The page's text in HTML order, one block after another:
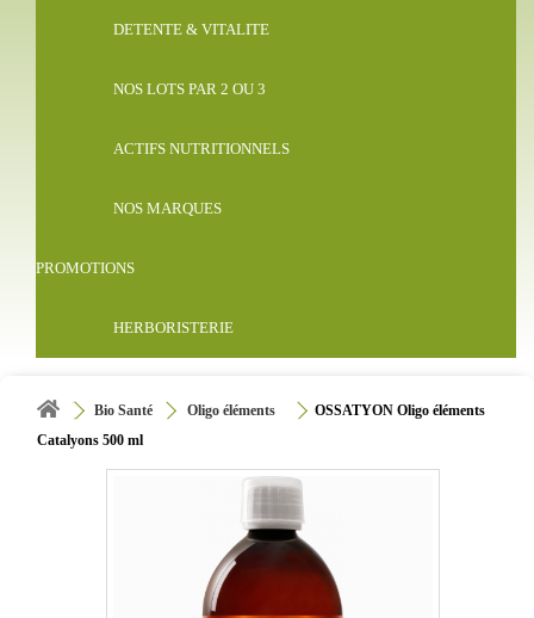
DETENTE & VITALITE
NOS LOTS PAR 2 OU 3
ACTIFS NUTRITIONNELS
NOS MARQUES
PROMOTIONS
HERBORISTERIE
Bio Santé Oligo éléments
OSSATYON Oligo éléments
Catalyons 500 ml